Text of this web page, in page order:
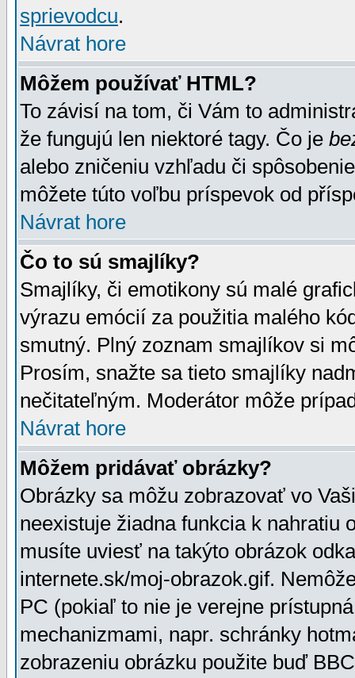
sprievodcu.
Návrat hore
Môžem používať HTML?
To závisí na tom, či Vám to
že fungujú len niektoré tagy. Čo je
alebo zničeniu vzhľadu či
môžete túto voľbu príspevok od
Návrat hore
Čo to sú smajlíky?
Smajlíky, či emotikony sú malé
výrazu emócií za použitia malého
smutný. Plný zoznam smajlíkov si
Prosím, snažte sa tieto smajlíky
nečitateľným. Moderátor môže
Návrat hore
Môžem pridávať obrázky?
Obrázky sa môžu zobrazovať vo
neexistuje žiadna funkcia k nahratiu
musíte uviesť na takýto obrázok
internete.sk/moj-obrazok.gif.
PC (pokiaľ to nie je verejne
mechanizmami, napr. schránky
zobrazeniu obrázku použite buď